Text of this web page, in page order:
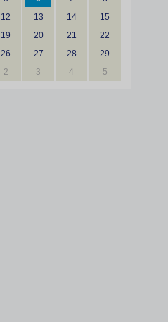
12 13 14
15
19 20 21
22
26 27 28
29
2 3 4 5